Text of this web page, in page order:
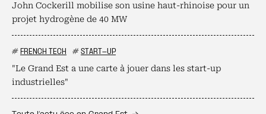
John Cockerill mobilise son usine haut-rhinoise pour un
projet hydrogène de 40 MW
# FRENCH TECH # START-UP
"Le Grand Est a une carte à jouer dans les start-up
industrielles"